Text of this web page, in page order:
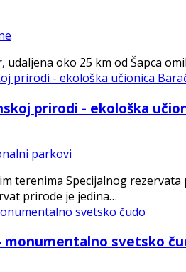
udaljena oko 25 km od Šapca
prirodi - ekološka
parkovi
terenima Specijalnog
prirode je jedina…
monumentalno svetsko